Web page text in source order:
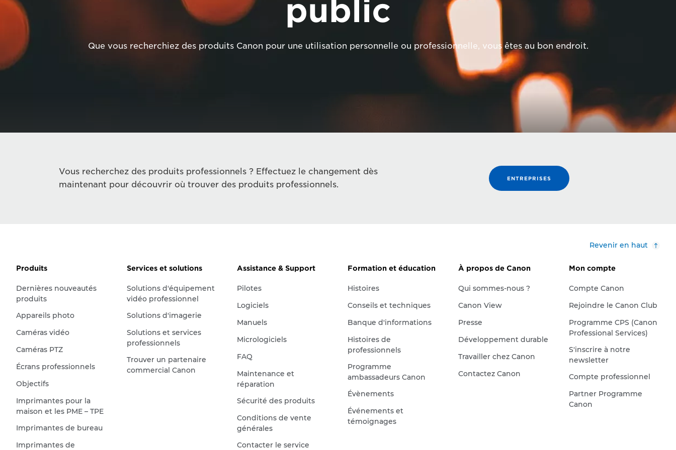
public
Que vous recherchiez des produits Canon pour une utilisation personnelle ou professionnelle, vous êtes au bon endroit.
Vous recherchez des produits professionnels ? Effectuez le changement dès
maintenant pour découvrir où trouver des produits professionnels.
ENTREPRISES
Revenir en haut
Produits
Dernières nouveautés
produits
Appareils photo
Caméras vidéo
Caméras PTZ
Écrans professionnels
Objectifs
Imprimantes pour la
maison et les PME – TPE
Imprimantes de bureau
Imprimantes de
Services et solutions
Solutions d'équipement
vidéo professionnel
Solutions d'imagerie
Solutions et services
professionnels
Trouver un partenaire
commercial Canon
Assistance & Support
Pilotes
Logiciels
Manuels
Micrologiciels
FAQ
Maintenance et
réparation
Sécurité des produits
Conditions de vente
générales
Contacter le service
Formation et éducation
Histoires
Conseils et techniques
Banque d'informations
Histoires de
professionnels
Programme
ambassadeurs Canon
Évènements
Événements et
témoignages
À propos de Canon
Qui sommes-nous ?
Canon View
Presse
Développement durable
Travailler chez Canon
Contactez Canon
Mon compte
Compte Canon
Rejoindre le Canon Club
Programme CPS (Canon
Professional Services)
S'inscrire à notre
newsletter
Compte professionnel
Partner Programme
Canon